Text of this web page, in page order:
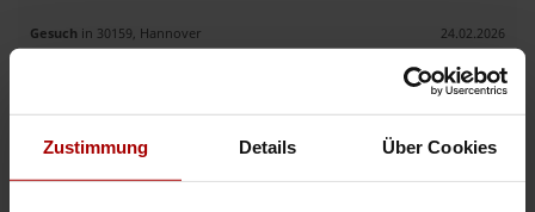
Zustimmung Details Über Cookies
Gesuch in 30159, Hannover 24.02.2026
Professionelle Zusammenarbeit in der HVAC-Branche
Chlebowski HLS – Ihr zuverlässiger Partner für Sanitär- und
Heizungsinstallationen Die Firma Chlebowski HLS ist seit 4 Jahren
erfolgreich auf dem deutschen Markt tätig und hat in dieser Zeit zahlre ..